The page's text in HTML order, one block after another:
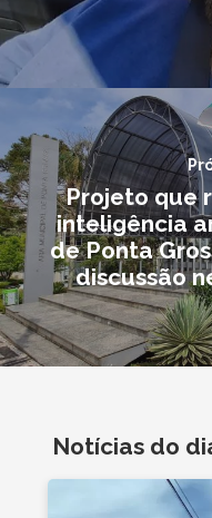
Projeto que
inteligência
de Ponta
discussão
Notícias do